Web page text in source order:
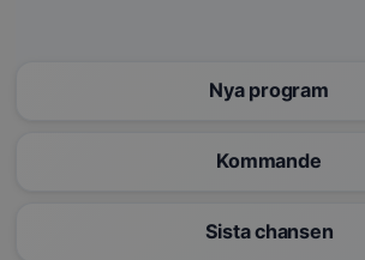
Nya program
Kommande
Sista chansen